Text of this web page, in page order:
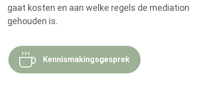
gaat kosten en aan welke regels de mediation
gehouden is.
Kennismakingsgesprek